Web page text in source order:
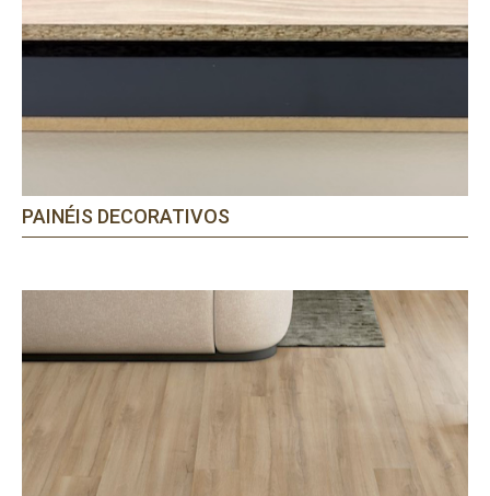
PAINÉIS DECORATIVOS